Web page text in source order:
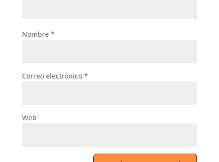
Nombre *
Correo electrónico *
Web